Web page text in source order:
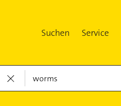
Suchen Service